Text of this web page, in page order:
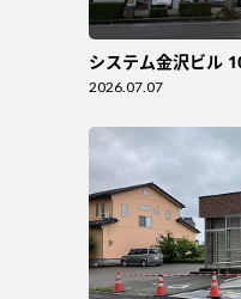
システム金沢ビル
2026.07.07